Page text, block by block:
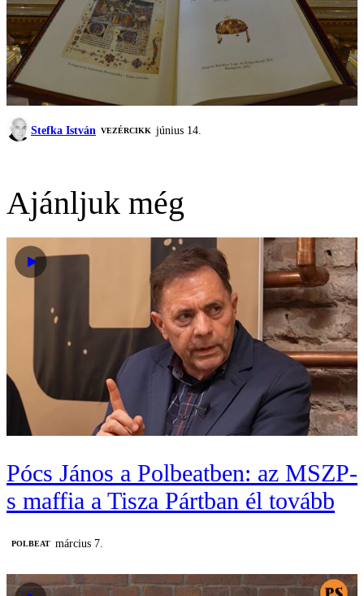
Stefka István VEZÉRCIKK június 14.
Ajánljuk még
Pócs János a Polbeatben: az MSZP-
s maffia a Tisza Pártban él tovább
‎POLBEAT március 7.